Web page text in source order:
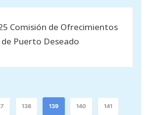
Comisión de Ofrecimientos
de Puerto Deseado
138 139 140 141